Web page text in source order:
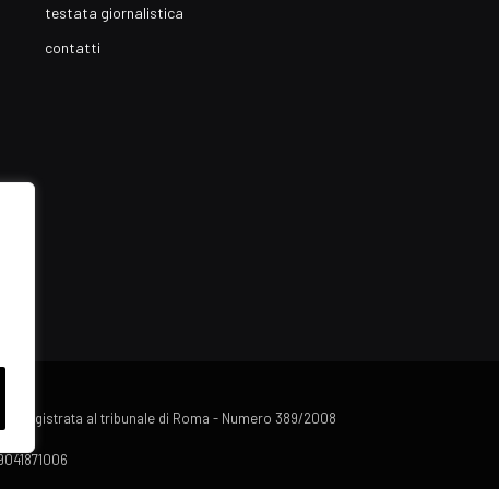
testata giornalistica
contatti
registrata al tribunale di Roma - Numero 389/2008